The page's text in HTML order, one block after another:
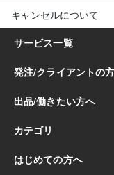
キャンセルについて